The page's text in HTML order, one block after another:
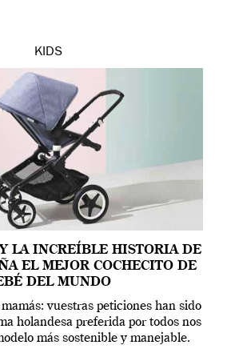
KIDS
LA INCREÍBLE HISTORIA DE
EL MEJOR COCHECITO DE
DEL MUNDO
vuestras peticiones han sido
holandesa preferida por todos nos
más sostenible y manejable.